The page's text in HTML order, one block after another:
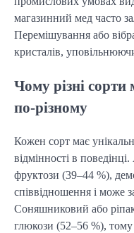
магазинний мед часто
Перемішування або
кристалів,
Чому різні сорти
по-різному
Кожен сорт має
відмінності в
фруктози (39–44 %),
співвідношення і може
Соняшниковий або
глюкози (52–56 %), тому